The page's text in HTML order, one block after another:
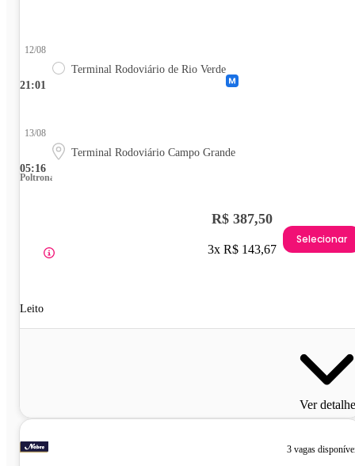
21:01
12/08
Terminal Rodoviário de Rio Verde
05:16
13/08
Terminal Rodoviário Campo Grande
Poltrona
Leito
R$ 387,50
3x R$ 143,67
Selecionar
Ver
3 vagas